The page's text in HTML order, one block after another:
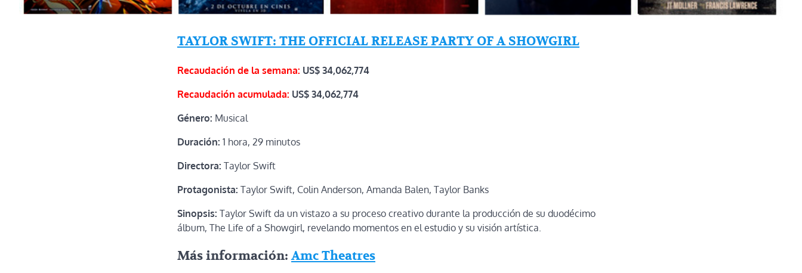
TAYLOR SWIFT: THE OFFICIAL RELEASE PARTY OF A SHOWGIRL
Recaudación de la semana: US$ 34,062,774
Recaudación acumulada: US$ 34,062,774
Género: Musical
Duración: 1 hora, 29 minutos
Directora: Taylor Swift
Protagonista: Taylor Swift, Colin Anderson, Amanda Balen, Taylor Banks
Sinopsis: Taylor Swift da un vistazo a su proceso creativo durante la producción de su duodécimo
álbum, The Life of a Showgirl, revelando momentos en el estudio y su visión artística.
Más información: Amc Theatres